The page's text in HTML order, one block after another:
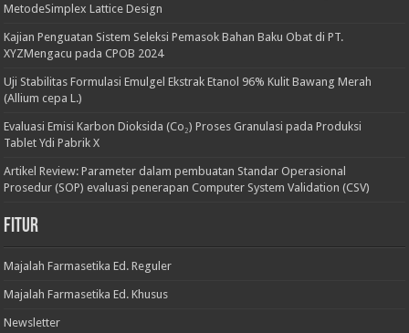
MetodeSimplex Lattice Design
Kajian Penguatan Sistem Seleksi Pemasok Bahan Baku Obat di PT.
XYZMengacu pada CPOB 2024
Uji Stabilitas Formulasi Emulgel Ekstrak Etanol 96% Kulit Bawang Merah
(Allium cepa L.)
Evaluasi Emisi Karbon Dioksida (Co₂) Proses Granulasi pada Produksi
Tablet Ydi Pabrik X
Artikel Review: Parameter dalam pembuatan Standar Operasional
Prosedur (SOP) evaluasi penerapan Computer System Validation (CSV)
Fitur
Majalah Farmasetika Ed. Reguler
Majalah Farmasetika Ed. Khusus
Newsletter